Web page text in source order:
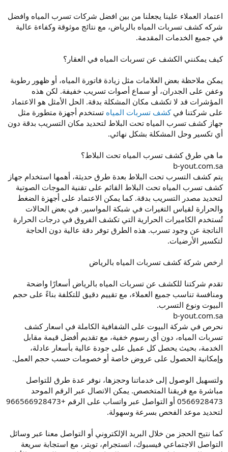
اعتماد العملاء علينا يجعلنا من بين افضل شركات تسرب المياه وافضل
شركه كشف تسربات المياه بالرياض، مع نتائج موثوقة وكفاءة عالية
في جميع الخدمات المقدمة.
كيف يمكنني الكشف عن تسربات المياه في العقار؟
يمكن ملاحظة بعض العلامات مثل زيادة فاتورة المياه، أو ظهور رطوبة
وعفن على الجدران، أو سماع أصوات تسريب خفيفة. لكن هذه
المؤشرات قد لا تكشف مكان المشكلة بدقة. الحل الأمثل هو الاعتماد
على شركتنا فيكشف تسربات المياه تستخدم أجهزة متطورة مثل
جهاز كشف تسرب المياه تحت البلاط لتحديد مكان التسريب بدقة دون
أي تكسير وحل المشكلة بشكل نهائي.
ما هي طرق كشف تسرب المياه تحت البلاط؟
b-yout.com.sa
يتم كشف التسرب تحت البلاط بعدة طرق حديثة، أهمها استخدام جهاز
كشف تسرب المياه تحت البلاط القائم على تقنية الموجات الصوتية
لتحديد مصدر التسريب بدقة. كما يمكن الاعتماد على أجهزة الضغط
والحرارة لقياس التغيرات في شبكة المواسير. في بعض الحالات
تُستخدم الكاميرات الحرارية التي تكشف الفروق في درجات الحرارة
الناتجة عن وجود تسرب. هذه الطرق توفر دقة عالية دون الحاجة
لتكسير الأرضيات.
ارخص شركة كشف تسربات المياه بالرياض
تقدم شركتنا للكشف عن تسربات المياه بالرياض أسعارًا واضحة
ومنافسة تناسب جميع العملاء، مع تقييم دقيق للتكلفة بناءً على حجم
البيوت ونوع التسرب.
b-yout.com.sa
نحرص في شركة البيوت على الشفافية الكاملة في اسعار كشف
تسربات المياه، دون أي رسوم خفية، مع تقديم أفضل قيمة مقابل
الخدمة، بحيث يحصل كل عميل على جودة عالية بأسعار عادلة،
وإمكانية الحصول على عروض خاصة أو خصومات حسب حجم العمل.
ولتسهيل الوصول إلى خدماتنا وحجزها، نوفر عدة طرق للتواصل
مباشرة مع فريقنا المتخصص. يمكن الاتصال عبر الرقم الموحد
0566928473 أو التواصل عبر واتساب على الرقم +966566928473
لتحديد موعد الفحص بسرعة وسهولة.
كما نتيح الحجز من خلال البريد الإلكتروني أو التواصل معنا عبر وسائل
التواصل الاجتماعي فيسبوك، انستجرام، تويتر، مع استجابة سريعة